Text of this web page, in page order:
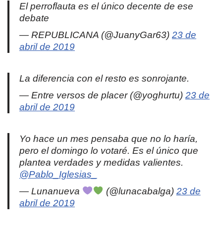
El perroflauta es el único decente de ese
debate
— REPUBLICANA (@JuanyGar63) 23 de
abril de 2019
La diferencia con el resto es sonrojante.
— Entre versos de placer (@yoghurtu) 23 de
abril de 2019
Yo hace un mes pensaba que no lo haría,
pero el domingo lo votaré. Es el único que
plantea verdades y medidas valientes.
@Pablo_Iglesias_
— Lunanueva
(@lunacabalga) 23 de
abril de 2019